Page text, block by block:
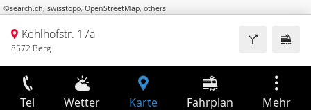
©search.ch, swisstopo, OpenStreetMap, others
Kehlhofstr. 17a
8572 Berg
Tel Wetter Karte Fahrplan Mehr